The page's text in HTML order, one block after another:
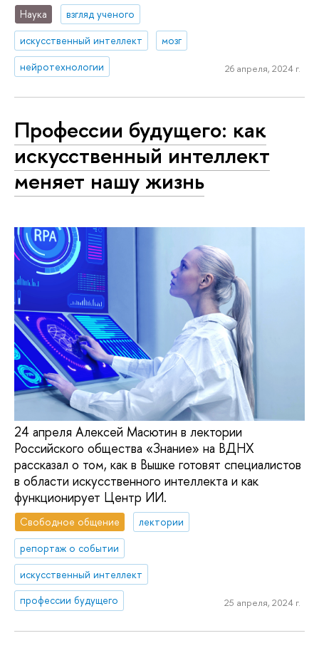
Наука
взгляд ученого
искусственный интеллект
мозг
нейротехнологии
26 апреля, 2024 г.
Профессии будущего: как
искусственный интеллект
меняет нашу жизнь
24 апреля Алексей Масютин в лектории
Российского общества «Знание» на ВДНХ
рассказал о том, как в Вышке готовят специалистов
в области искусственного интеллекта и как
функционирует Центр ИИ.
Свободное общение
лектории
репортаж о событии
искусственный интеллект
профессии будущего
25 апреля, 2024 г.